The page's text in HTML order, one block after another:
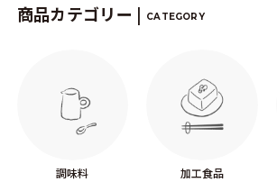
商品カテゴリー | CATEGORY
調味料 加工食品